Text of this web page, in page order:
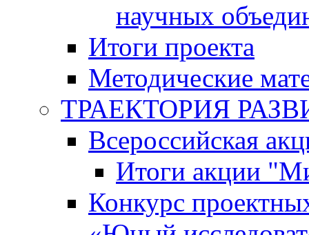
научных
Итоги проекта
Методические
ТРАЕКТОРИЯ
Всероссийская
Итоги акции
Конкурс